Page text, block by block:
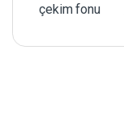
çekim fonu